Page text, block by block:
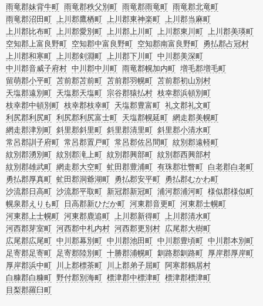
雨竜郡妹背牛町 雨竜郡秩父別町 雨竜郡雨竜町 雨竜郡北竜町
雨竜郡沼田町 上川郡鷹栖町 上川郡東神楽町 上川郡当麻町
上川郡比布町 上川郡愛別町 上川郡上川町 上川郡東川町 上川郡美瑛町
空知郡上富良野町 空知郡中富良野町 空知郡南富良野町 勇払郡占冠村
上川郡和寒町 上川郡剣淵町 上川郡下川町 中川郡美深町
中川郡音威子府村 中川郡中川町 雨竜郡幌加内町 増毛郡増毛町
留萌郡小平町 苫前郡苫前町 苫前郡羽幌町 苫前郡初山別村
天塩郡遠別町 天塩郡天塩町 宗谷郡猿払村 枝幸郡浜頓別町
枝幸郡中頓別町 枝幸郡枝幸町 天塩郡豊富町 礼文郡礼文町
利尻郡利尻町 利尻郡利尻富士町 天塩郡幌延町 網走郡美幌町
網走郡津別町 斜里郡斜里町 斜里郡清里町 斜里郡小清水町
常呂郡訓子府町 常呂郡置戸町 常呂郡佐呂間町 紋別郡遠軽町
紋別郡湧別町 紋別郡滝上町 紋別郡興部町 紋別郡西興部村
紋別郡雄武町 網走郡大空町 虻田郡豊浦町 有珠郡壮瞥町 白老郡白老町
勇払郡厚真町 虻田郡洞爺湖町 勇払郡安平町 勇払郡むかわ町
沙流郡日高町 沙流郡平取町 新冠郡新冠町 浦河郡浦河町 様似郡様似町
幌泉郡えりも町
日高郡新ひだか町 河東郡音更町 河東郡士幌町
河東郡上士幌町 河東郡鹿追町 上川郡新得町 上川郡清水町
河西郡芽室町 河西郡中札内村 河西郡更別村 広尾郡大樹町
広尾郡広尾町 中川郡幕別町 中川郡池田町 中川郡豊頃町 中川郡本別町
足寄郡足寄町 足寄郡陸別町 十勝郡浦幌町 釧路郡釧路町 厚岸郡厚岸町
厚岸郡浜中町
川上郡標茶町 川上郡弟子屈町 阿寒郡鶴居村
白糠郡白糠町 野付郡別海町 標津郡中標津町 標津郡標津町
目梨郡羅臼町